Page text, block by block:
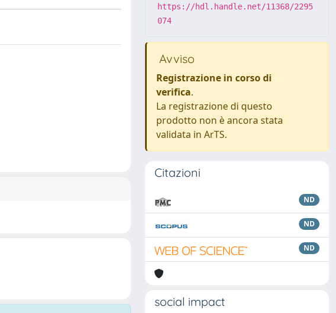
https://hdl.handle.net/11368/2295
074
Avviso
Registrazione in corso di
verifica.
La registrazione di questo
prodotto non è ancora stata
validata in ArTS.
Citazioni
ND
ND
ND
social impact